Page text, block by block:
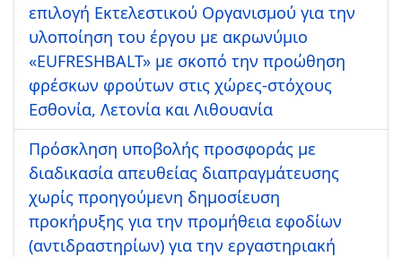
επιλογή Εκτελεστικού Οργανισμού για την
υλοποίηση του έργου με ακρωνύμιο
«EUFRESHBALT» με σκοπό την προώθηση
φρέσκων φρούτων στις χώρες-στόχους
Εσθονία, Λετονία και Λιθουανία
Πρόσκληση υποβολής προσφοράς με
διαδικασία απευθείας διαπραγμάτευσης
χωρίς προηγούμενη δημοσίευση
προκήρυξης για την προμήθεια εφοδίων
(αντιδραστηρίων) για την εργαστηριακή